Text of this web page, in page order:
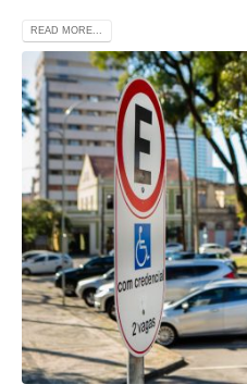
READ MORE...